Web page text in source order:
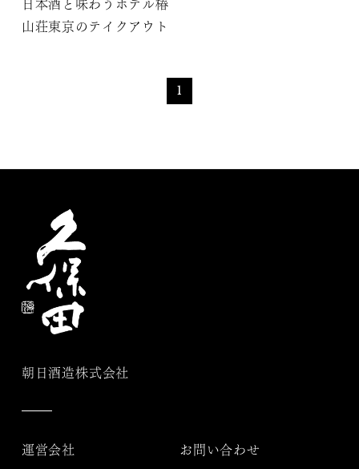
日本酒と味わうホテル椿
山荘東京のテイクアウト
1
朝日酒造株式会社
運営会社 お問い合わせ